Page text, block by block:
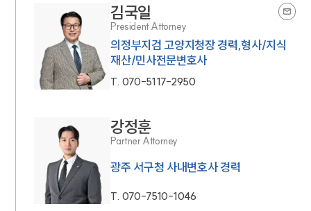
김국일
President Attorney
의정부지검 고양지청장 경력,형사/지식
재산/민사전문변호사
T. 070-5117-2950
강정훈
Partner Attorney
광주 서구청 사내변호사 경력
T. 070-7510-1046